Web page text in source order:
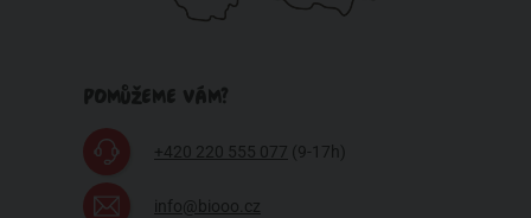
POMŮŽEME VÁM?
+420 220 555 077 (9-17h)
info@biooo.cz